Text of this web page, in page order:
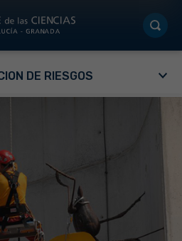
DE RIESGOS